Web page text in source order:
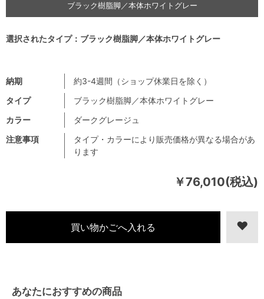
￥76,010(税込)
注意事項
タイプ・カラーにより販売価格が異なる場合があ
ります
納期
約3-4週間（ショップ休業日を除く）
タイプ
ブラック樹脂脚／本体ホワイトグレー
カラー
ダークグレージュ
ブラック樹脂脚／本体ホワイトグレー
選択されたタイプ：ブラック樹脂脚／本体ホワイトグレー
あなたにおすすめの商品